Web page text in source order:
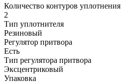
Количество контуров уплотнения
2
Тип уплотнителя
Резиновый
Регулятор притвора
Есть
Тип регулятора притвора
Эксцентриковый
Упаковка